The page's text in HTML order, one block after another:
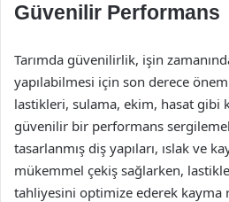
Güvenilir Performans
Tarımda güvenilirlik, işin
yapılabilmesi için son derece
lastikleri, sulama, ekim, hasat gibi
güvenilir bir performans
tasarlanmış diş yapıları, ıslak ve
mükemmel çekiş sağlarken,
tahliyesini optimize ederek kayma